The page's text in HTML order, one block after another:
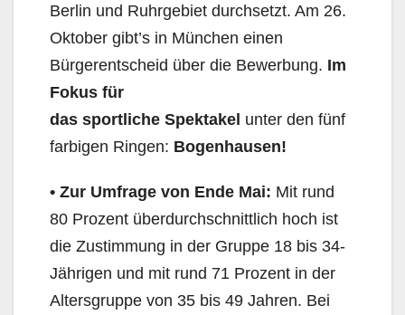
Berlin und Ruhrgebiet durchsetzt. Am 26.
Oktober gibt’s in München einen
Bürgerentscheid über die Bewerbung. Im
Fokus für
das sportliche Spektakel unter den fünf
farbigen Ringen: Bogenhausen!
• Zur Umfrage von Ende Mai: Mit rund
80 Prozent überdurchschnittlich hoch ist
die Zustimmung in der Gruppe 18 bis 34-
Jährigen und mit rund 71 Prozent in der
Altersgruppe von 35 bis 49 Jahren. Bei